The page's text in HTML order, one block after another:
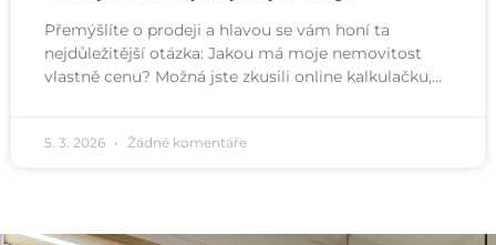
Přemýšlíte o prodeji a hlavou se vám honí ta
nejdůležitější otázka: Jakou má moje nemovitost
vlastně cenu? Možná jste zkusili online kalkulačku,…
5. 3. 2026 Žádné komentáře